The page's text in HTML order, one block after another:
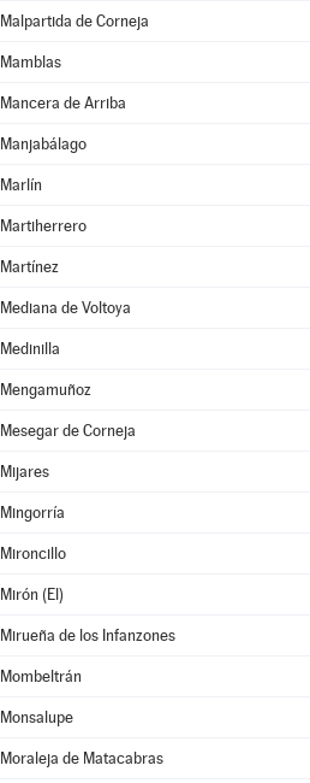
Malpartida de Corneja
Mamblas
Mancera de Arriba
Manjabálago
Marlín
Martiherrero
Martínez
Mediana de Voltoya
Medinilla
Mengamuñoz
Mesegar de Corneja
Mijares
Mingorría
Mironcillo
Mirón (El)
Mirueña de los Infanzones
Mombeltrán
Monsalupe
Moraleja de Matacabras